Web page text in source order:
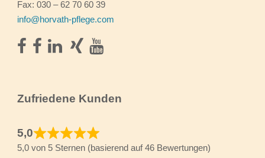
Fax: 030 – 62 70 60 39
info@horvath-pflege.com
Zufriedene Kunden
5,0
5,0 von 5 Sternen (basierend auf 46 Bewertungen)